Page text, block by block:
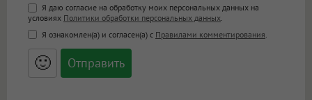
Поддержка HTML
<b>, <strong>, <u>, <i>, <em>, <s>, <big>,
<small>, <sup>, <sub>, <pre>, <ul>, <ol>, <li>,
<blockquote>, <code> экранирует HTML,
адреса URL автоматически становятся
ссылками, и [img]адрес[/img] будет
Я даю согласие на обработку моих персональных данных на
условиях Политики обработки персональных данных
Я ознакомлен(а) и согласен(а) с Правилами комментирования
🙂